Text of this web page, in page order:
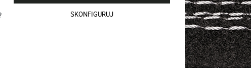
SKONFIGURUJ